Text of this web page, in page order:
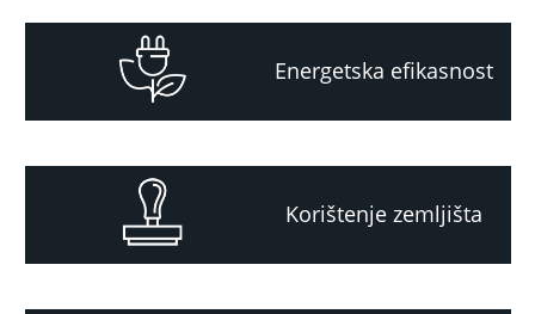
Energetska efikasnost
Korištenje zemljišta